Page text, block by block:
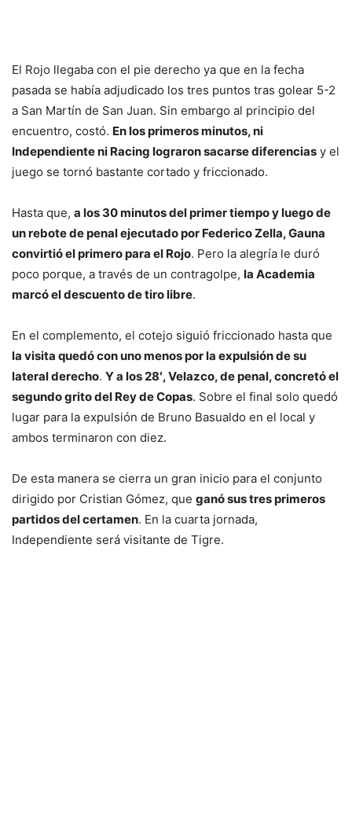
El Rojo llegaba con el pie derecho ya que en la fecha
pasada se había adjudicado los tres puntos tras golear 5-2
a San Martín de San Juan. Sin embargo al principio del
encuentro, costó. En los primeros minutos, ni
Independiente ni Racing lograron sacarse diferencias y el
juego se tornó bastante cortado y friccionado.
Hasta que, a los 30 minutos del primer tiempo y luego de
un rebote de penal ejecutado por Federico Zella, Gauna
convirtió el primero para el Rojo. Pero la alegría le duró
poco porque, a través de un contragolpe, la Academia
marcó el descuento de tiro libre.
En el complemento, el cotejo siguió friccionado hasta que
la visita quedó con uno menos por la expulsión de su
lateral derecho. Y a los 28′, Velazco, de penal, concretó el
segundo grito del Rey de Copas. Sobre el final solo quedó
lugar para la expulsión de Bruno Basualdo en el local y
ambos terminaron con diez.
De esta manera se cierra un gran inicio para el conjunto
dirigido por Cristian Gómez, que ganó sus tres primeros
partidos del certamen. En la cuarta jornada,
Independiente será visitante de Tigre.